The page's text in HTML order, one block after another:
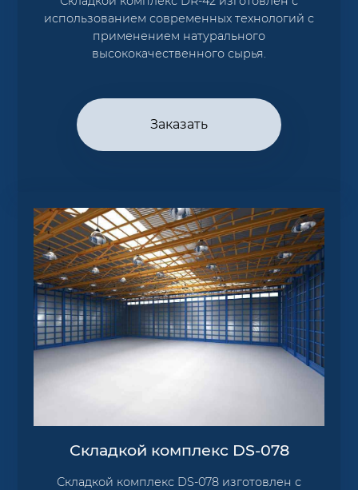
использованием современных технологий с
применением натурального
высококачественного сырья.
Заказать
Складкой комплекс DS-078
Складкой комплекс DS-078 изготовлен с